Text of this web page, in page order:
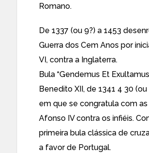
Romano.
De 1337 (ou 9?) a 1453
Guerra dos Cem Anos por
VI, contra a Inglaterra.
Bula “Gendemus Et
Benedito XII, de 1341 4 30 (ou
em que se congratula com
Afonso IV contra os infiéis.
primeira bula clássica de
a favor de Portugal.